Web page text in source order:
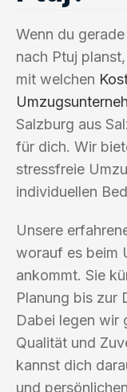
Wenn du
nach Ptuj
mit welchen
Salzburg aus
für dich. Wir
stressfreie
individuellen
Unsere
worauf es beim
ankommt. Sie
Planung bis zur
Dabei legen wir
Qualität und
kannst dich
und